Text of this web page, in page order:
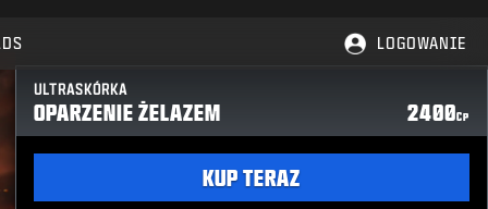
LOGOWANIE
ULTRASKÓRKA
OPARZENIE ŻELAZEM 2400CP
KUP TERAZ